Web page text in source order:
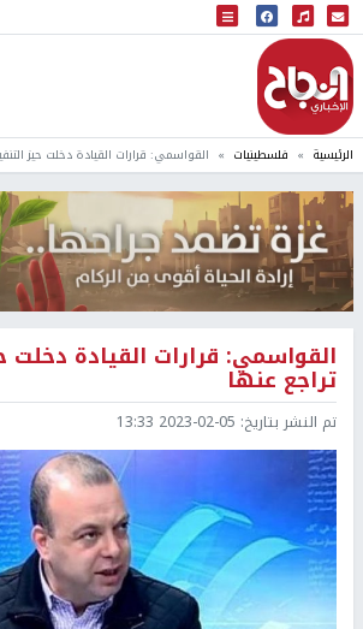
البث المباشر
إذاعة النجاح
الرئيسية فلسطينيات القواسمي: قرارات القيادة دخلت حيز
القواسمي: قرارات القيادة دخلت
تراجع عنها
تم النشر بتاريخ: 2023-02-05 13:33